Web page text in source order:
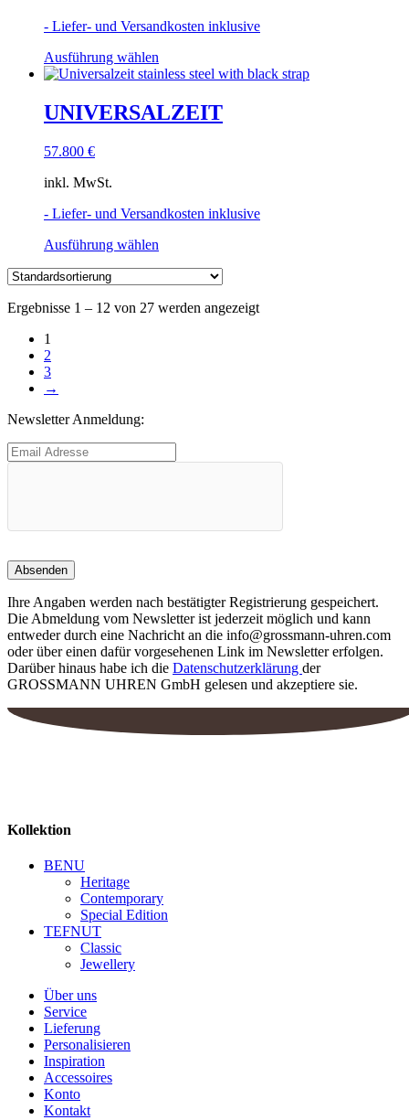
der
gewählt
werden
- Liefer- und Versandkosten inklusive
Ausführung wählen
Produkt
mehrere
Varianten
der
gewählt
werden
UNIVERSALZEIT
57.800 €
inkl. MwSt.
- Liefer- und Versandkosten inklusive
Ausführung wählen
Varianten
gewählt
werden
Ergebnisse 1 – 12 von 27 werden angezeigt
1
2
3
→
Newsletter Anmeldung:
Ihre Angaben werden nach bestätigter Registrierung gespeichert.
Die Abmeldung vom Newsletter ist jederzeit möglich und kann
entweder durch eine Nachricht an die info@grossmann-uhren.com
oder über einen dafür vorgesehenen Link im Newsletter erfolgen.
Darüber hinaus habe ich die Datenschutzerklärung der
GROSSMANN UHREN GmbH gelesen und akzeptiere sie.
Kollektion
BENU
Heritage
Contemporary
Special Edition
TEFNUT
Classic
Jewellery
Über uns
Service
Lieferung
Personalisieren
Inspiration
Accessoires
Konto
Kontakt